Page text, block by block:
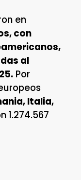
en
con
al
Por
Italia,
1.274.567